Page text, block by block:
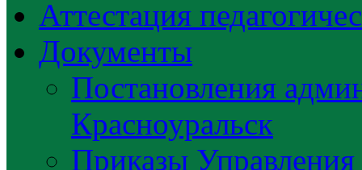
Аттестация
Документы
Постановления
Красноуральск
Приказы Управления